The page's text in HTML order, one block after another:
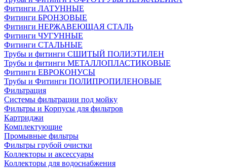
Фитинги ЛАТУННЫЕ
Фитинги БРОНЗОВЫЕ
Фитинги НЕРЖАВЕЮЩАЯ СТАЛЬ
Фитинги ЧУГУННЫЕ
Фитинги СТАЛЬНЫЕ
Трубы и фитинги СШИТЫЙ ПОЛИЭТИЛЕН
Трубы и фитинги МЕТАЛЛОПЛАСТИКОВЫЕ
Фитинги ЕВРОКОНУСЫ
Трубы и Фитинги ПОЛИПРОПИЛЕНОВЫЕ
Фильтрация
Системы фильтрации под мойку
Фильтры и Корпусы для фильтров
Картриджи
Комплектующие
Промывные фильтры
Фильтры грубой очистки
Коллекторы и аксессуары
Коллекторы для водоснабжения